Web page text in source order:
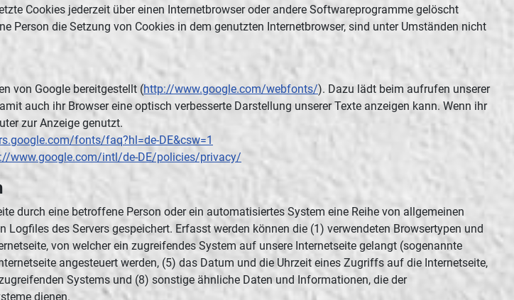
Cookies jederzeit über einen Internetbrowser oder andere Softwareprogramme gelöscht
die Setzung von Cookies in dem genutzten Internetbrowser, sind unter Umständen nicht
von Google bereitgestellt (http://www.google.com/webfonts/). Dazu lädt beim aufrufen unserer
auch ihr Browser eine optisch verbesserte Darstellung unserer Texte anzeigen kann. Wenn ihr
zur Anzeige genutzt.
fonts/faq?hl=de-DE&csw=1
www.google.com/intl/de-DE/policies/privacy/
durch eine betroffene Person oder ein automatisiertes System eine Reihe von allgemeinen
des Servers gespeichert. Erfasst werden können die (1) verwendeten Browsertypen und
von welcher ein zugreifendes System auf unsere Internetseite gelangt (sogenannte
angesteuert werden, (5) das Datum und die Uhrzeit eines Zugriffs auf die Internetseite,
Systems und (8) sonstige ähnliche Daten und Informationen, die der
dienen.